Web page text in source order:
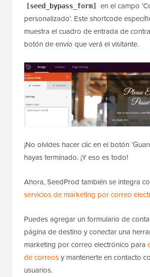
[seed_bypass_form]
en el campo
personalizado’. Este shortcode
muestra el cuadro de entrada de
botón de envío que verá el visitante.
¡No olvides hacer clic en el botón
hayas terminado. ¡Y eso es todo!
Ahora, SeedProd también se integra
servicios de marketing por correo
Puedes agregar un formulario de
página de destino y conectar una
marketing por correo electrónico para
de correosy mantenerte en contacto
usuarios.